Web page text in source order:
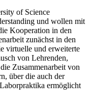
of Science
und wollen mit
Kooperation in den
zunächst in den
virtuelle und erweiterte
von Lehrenden,
Zusammenarbeit von
über die auch der
ermöglicht